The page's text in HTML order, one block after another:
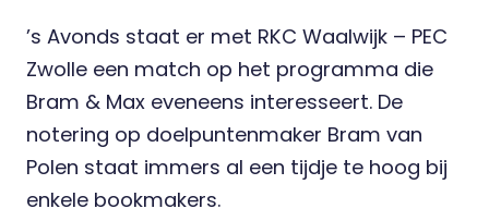
’s Avonds staat er met RKC Waalwijk – PEC
Zwolle een match op het programma die
Bram & Max eveneens interesseert. De
notering op doelpuntenmaker Bram van
Polen staat immers al een tijdje te hoog bij
enkele bookmakers.